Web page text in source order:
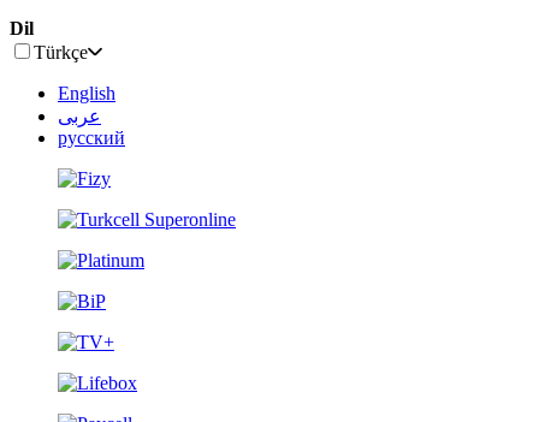
Dil
Türkçe
English
عربى
русский